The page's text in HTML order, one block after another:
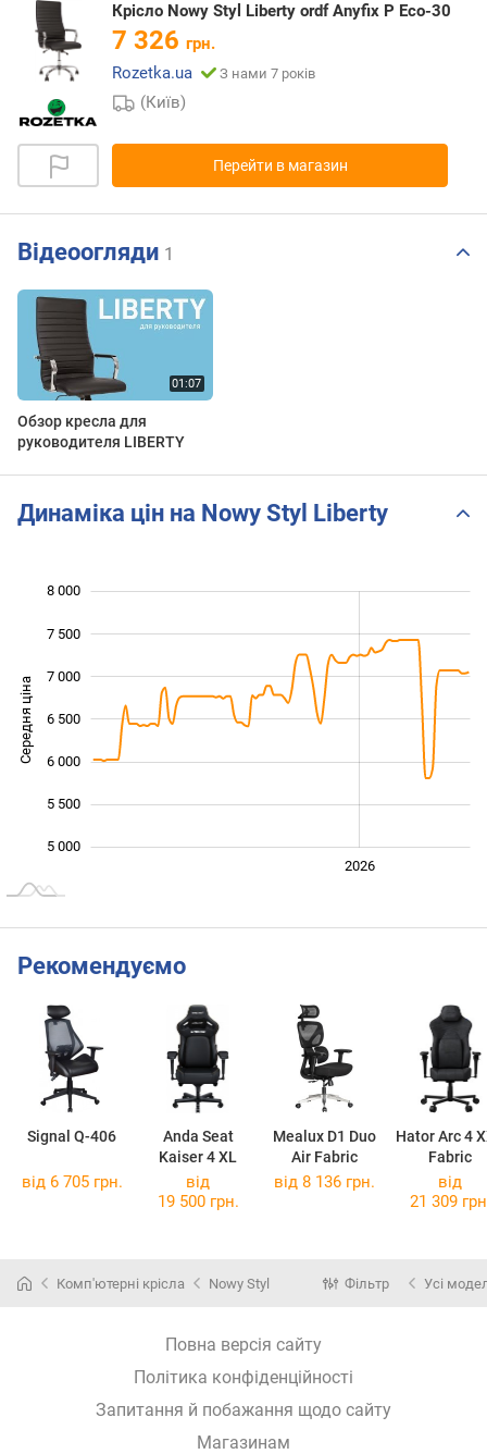
Крісло Nowy Styl Liberty ordf Anyfix P Eco-30
7 326 грн.
Rozetka.ua
З нами 7 років
(Київ)
Перейти в магазин
Відеоогляди 1
Обзор кресла для
руководителя LIBERTY
Динаміка цін на Nowy Styl Liberty
Середня ціна 5 000
5 000
5 500
6 000
6 500
7 000
7 500
8 000
2026
Рекомендуємо
Signal Q-406
Anda Seat
Kaiser 4 XL
Mealux D1 Duo
Air Fabric
Hator Arc 4
Fabric
від 6 705 грн.
від
19 500 грн.
від 8 136 грн.
від
21 309
Комп'ютерні крісла Nowy Styl Фільтр Усі
Повна версія сайту
Політика конфіденційності
Запитання й побажання щодо сайту
Магазинам